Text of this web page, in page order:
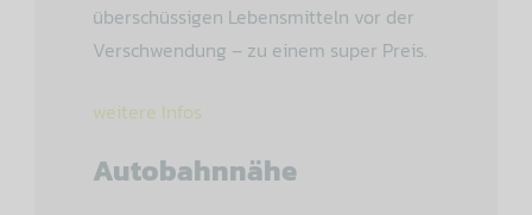
überschüssigen Lebensmitteln vor der
Verschwendung – zu einem super Preis.
weitere Infos
Autobahnnähe